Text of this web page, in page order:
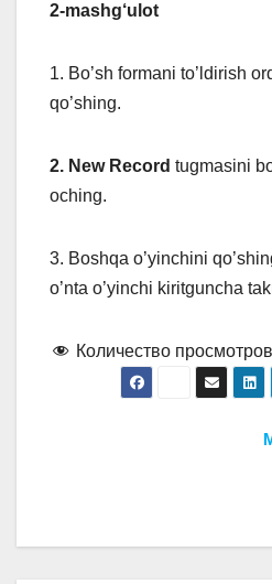
2-mashg‘ulot
1. Bo’sh formani to’ldirish
qo’shing.
2. New Record tugmasini
oching.
3. Boshqa o’yinchini
o’nta o’yinchi kiritguncha
Количество
записям